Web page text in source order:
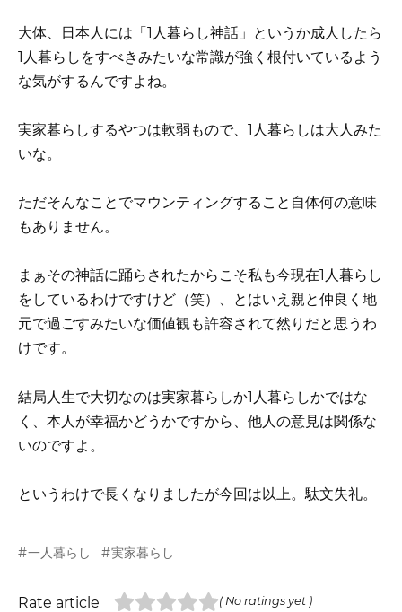
大体、日本人には「1人暮らし神話」というか成人したら
1人暮らしをすべきみたいな常識が強く根付いているよう
な気がするんですよね。
実家暮らしするやつは軟弱もので、1人暮らしは大人みた
いな。
ただそんなことでマウンティングすること自体何の意味
もありません。
まぁその神話に踊らされたからこそ私も今現在1人暮らし
をしているわけですけど（笑）、とはいえ親と仲良く地
元で過ごすみたいな価値観も許容されて然りだと思うわ
けです。
結局人生で大切なのは実家暮らしか1人暮らしかではな
く、本人が幸福かどうかですから、他人の意見は関係な
いのですよ。
というわけで長くなりましたが今回は以上。駄文失礼。
一人暮らし 実家暮らし
Rate article ( No ratings yet )